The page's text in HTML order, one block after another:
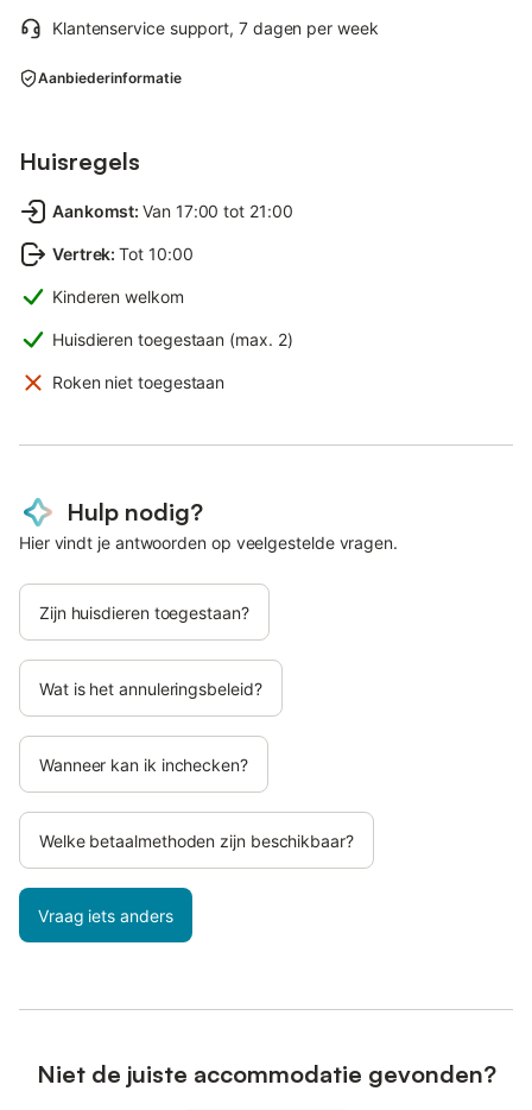
Klantenservice support, 7 dagen per week
Aanbiederinformatie
Huisregels
Aankomst: Van 17:00 tot 21:00
Vertrek: Tot 10:00
Kinderen welkom
Huisdieren toegestaan (max. 2)
Roken niet toegestaan
Hulp nodig?
Hier vindt je antwoorden op veelgestelde vragen.
Zijn huisdieren toegestaan?
Wat is het annuleringsbeleid?
Wanneer kan ik inchecken?
Welke betaalmethoden zijn beschikbaar?
Vraag iets anders
Niet de juiste accommodatie gevonden?